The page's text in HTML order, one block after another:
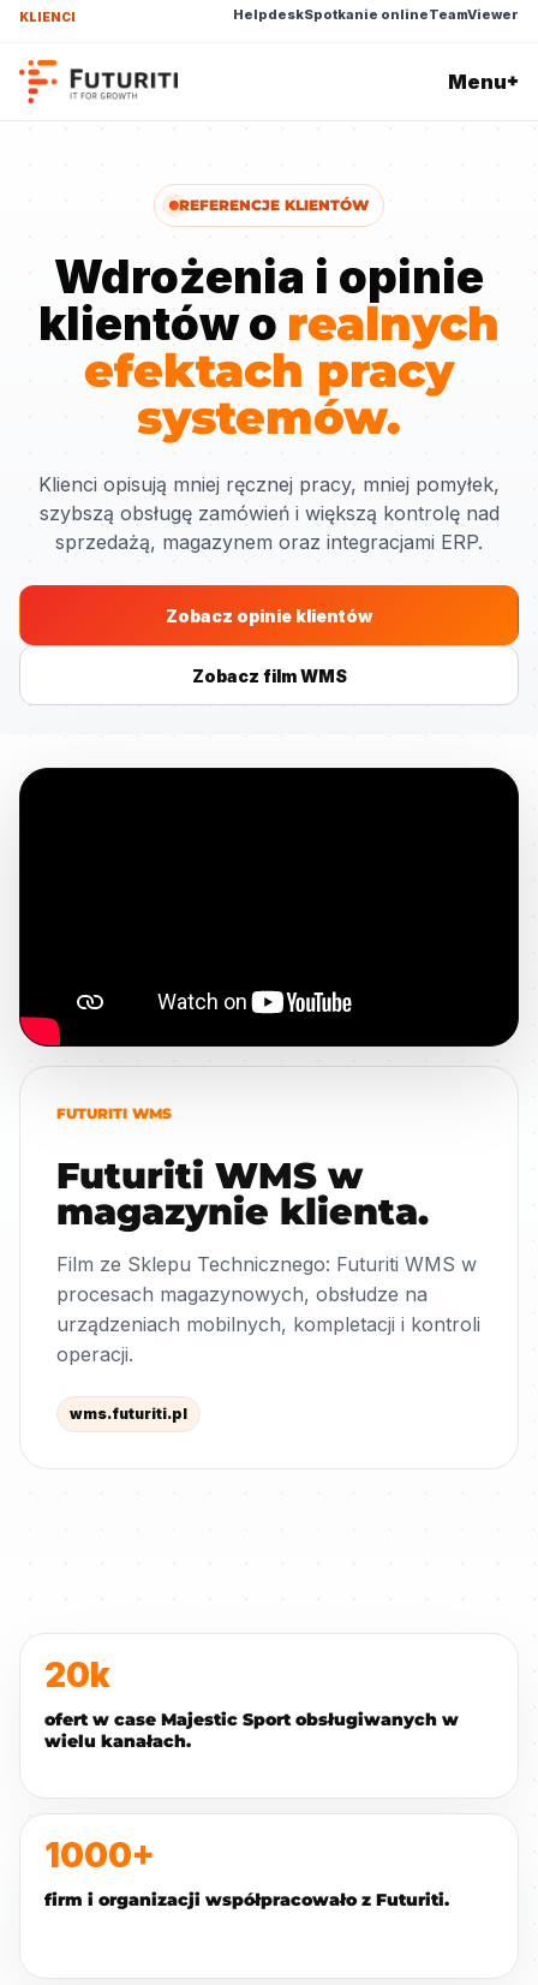
KLIENCI HelpdeskSpotkanie onlineTeamViewer
Menu+
REFERENCJE KLIENTÓW
Wdrożenia i opinie
klientów orealnych
efektach pracy
systemów.
Klienci opisują mniej ręcznej pracy, mniej pomyłek,
szybszą obsługę zamówień i większą kontrolę nad
sprzedażą, magazynem oraz integracjami ERP.
Zobacz opinie klientów
Zobacz film WMS
FUTURITI WMS
Futuriti WMS w
magazynie klienta.
Film ze Sklepu Technicznego: Futuriti WMS w
procesach magazynowych, obsłudze na
urządzeniach mobilnych, kompletacji i kontroli
operacji.
wms.futuriti.pl
20k
ofert w case Majestic Sport obsługiwanych w
wielu kanałach.
1000+
firm i organizacji współpracowało z Futuriti.